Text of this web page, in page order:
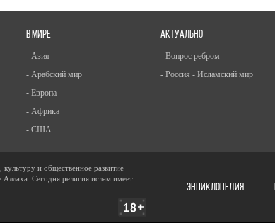
В МИРЕ
- Азия
- Арабский мир
- Европа
- Африка
- США
АКТУАЛЬНО
- Вопрос ребром
- Россия - Исламский мир
и общественное развитие
Сегодня религия ислам имеет
ЭНЦИКЛОПЕДИЯ